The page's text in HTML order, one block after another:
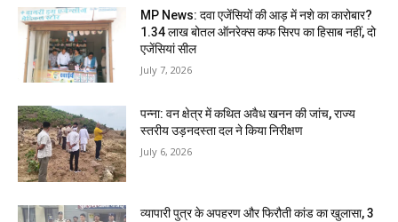
MP News: दवा एजेंसियों की आड़ में नशे का कारोबार?
1.34 लाख बोतल ऑनरेक्स कफ सिरप का हिसाब नहीं, दो
एजेंसियां सील
July 7, 2026
पन्ना: वन क्षेत्र में कथित अवैध खनन की जांच, राज्य
स्तरीय उड़नदस्ता दल ने किया निरीक्षण
July 6, 2026
व्यापारी पुत्र के अपहरण और फिरौती कांड का खुलासा, 3